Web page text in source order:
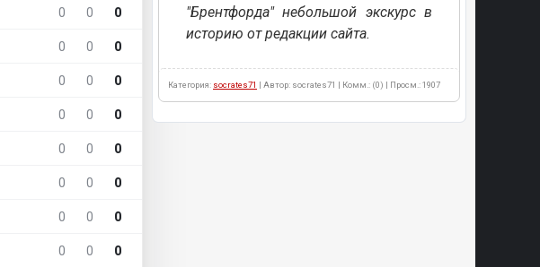
0 0 0
0 0 0
0 0 0
0 0 0
0 0 0
0 0 0
0 0 0
0 0 0
"Брентфорда" небольшой экскурс в
историю от редакции сайта.
Категория: socrates71 | Автор: socrates71 | Комм.: (0) | Просм.: 1907